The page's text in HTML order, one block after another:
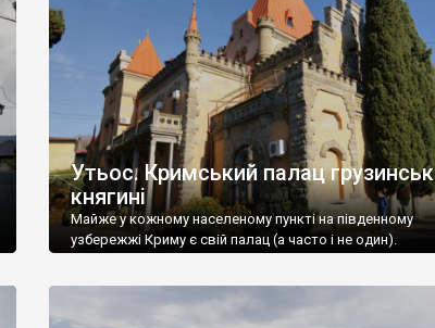
Утьос. Кримський палац
княгині
Майже у кожному населеному пункті на південному
узбережжі Криму є свій палац (а часто і не один).